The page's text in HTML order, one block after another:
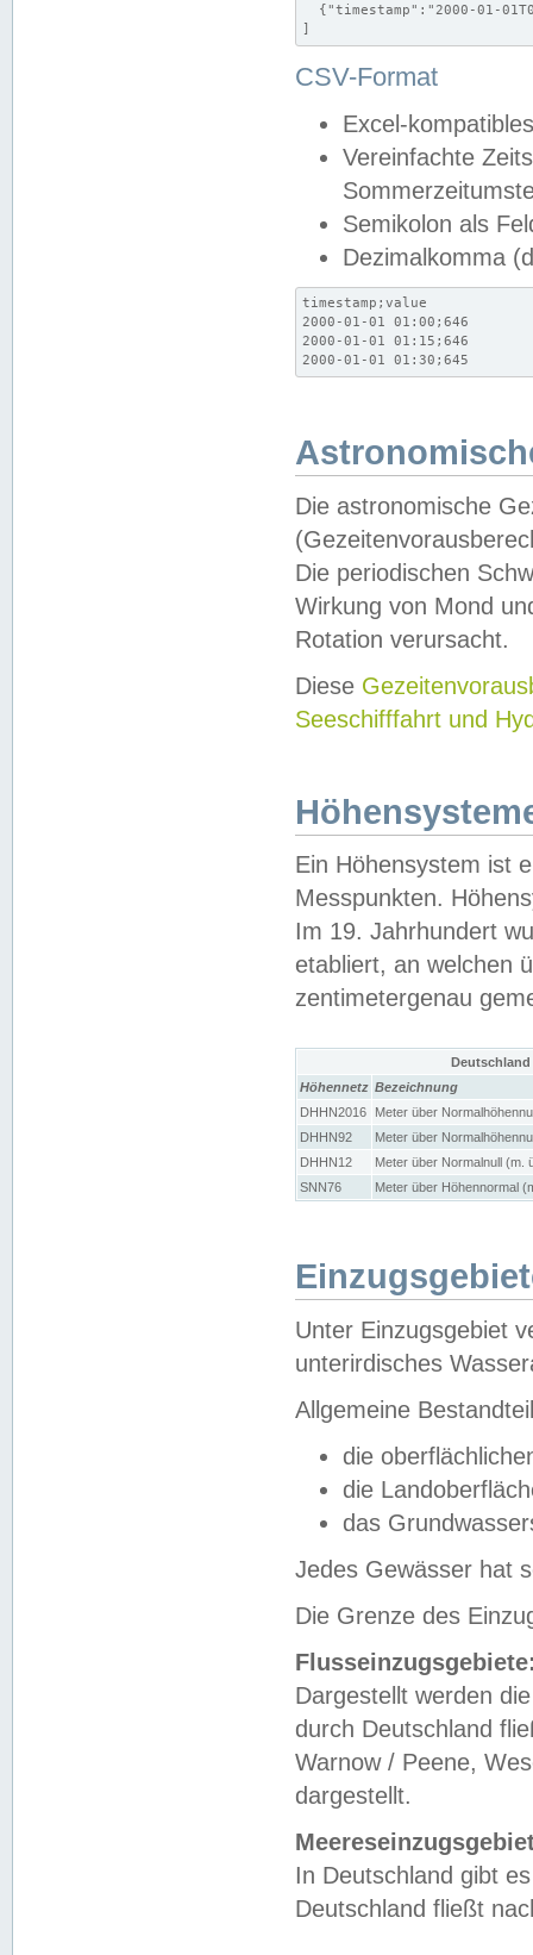
{"timestamp":"2000-01-
]
CSV-Format
Excel-
Vereinfachte
Semikolon als
Dezimalkomma
timestamp;value
2000-01-01 01:00;646
2000-01-01 01:15;646
2000-01-01 01:30;645
Die astronomische
Die periodischen
Wirkung von Mond
Rotation verursacht.
Diese
Seeschifffahrt und
Ein Höhensystem ist
Messpunkten.
Im 19. Jahrhundert
etabliert, an welchen
zentimetergenau
Höhennetz Bezeichnung
DHHN2016
Meter über
DHHN92
Meter über
DHHN12
Meter über Normalnull (m.
SNN76
Meter über Höhennormal
Unter Einzugsgebiet
unterirdisches
Allgemeine
die
die
das
Jedes Gewässer hat
Die Grenze des
Dargestellt werden
durch Deutschland
Warnow / Peene,
dargestellt.
In Deutschland gibt
Deutschland fließt